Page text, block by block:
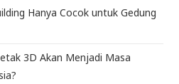
Hanya Cocok untuk Gedung
3D Akan Menjadi Masa